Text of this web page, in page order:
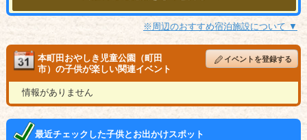
※周辺のおすすめ宿泊施設について ▼
本町田おやしき児童公園（町田
市）の子供が楽しい関連イベント
イベントを登録する
情報がありません
最近チェックした子供とお出かけスポット